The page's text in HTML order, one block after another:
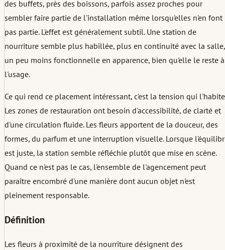
des buffets, près des boissons, parfois assez proches pour
sembler faire partie de l'installation même lorsqu'elles n'en font
pas partie. L'effet est généralement subtil. Une station de
nourriture semble plus habillée, plus en continuité avec la salle,
un peu moins fonctionnelle en apparence, bien qu'elle le reste à
l'usage.
Ce qui rend ce placement intéressant, c'est la tension qui
Les zones de restauration ont besoin d'accessibilité, de clarté et
d'une circulation fluide. Les fleurs apportent de la douceur, des
formes, du parfum et une interruption visuelle. Lorsque
est juste, la station semble réfléchie plutôt que mise en scène.
Quand ce n'est pas le cas, l'ensemble de l'agencement peut
paraître encombré d'une manière dont aucun objet n'est
pleinement responsable.
Définition
Les fleurs à proximité de la nourriture désignent des